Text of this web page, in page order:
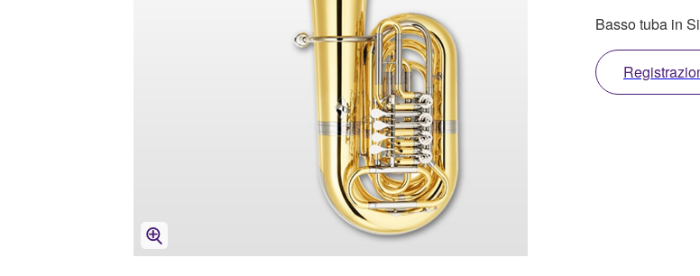
Basso tuba in